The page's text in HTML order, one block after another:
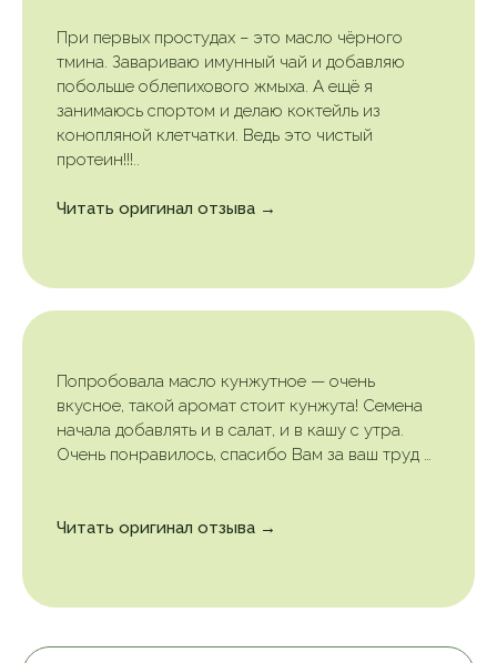
При первых простудах – это масло чёрного
тмина. Завариваю имунный чай и добавляю
побольше облепихового жмыха. А ещё я
занимаюсь спортом и делаю коктейль из
конопляной клетчатки. Ведь это чистый
протеин!!!..
Читать оригинал отзыва →
Попробовала масло кунжутное — очень
вкусное, такой аромат стоит кунжута! Семена
начала добавлять и в салат, и в кашу с утра.
Очень понравилось, спасибо Вам за ваш труд …
Читать оригинал отзыва →